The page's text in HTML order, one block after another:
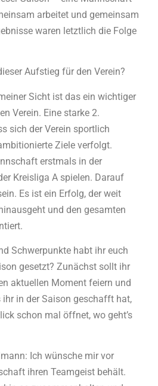
arbeitet und gemeinsam
waren letztlich die Folge
Aufstieg für den Verein?
Sicht ist das ein wichtiger
Verein. Eine starke 2.
sich der Verein sportlich
Ziele verfolgt.
erstmals in der
Kreisliga A spielen. Darauf
Es ist ein Erfolg, der weit
und den gesamten
Schwerpunkte habt ihr euch
gesetzt? Zunächst sollt ihr
aktuellen Moment feiern und
in der Saison geschafft hat,
schon mal öffnet, wo geht’s
Ich wünsche mir vor
ihren Teamgeist behält.